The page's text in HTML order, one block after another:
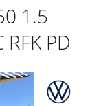
1.5
PD